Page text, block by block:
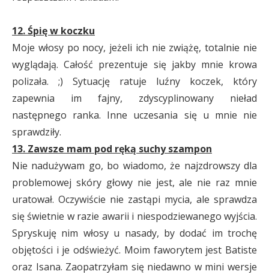
12. Śpię w koczku
Moje włosy po nocy, jeżeli ich nie zwiążę, totalnie nie
wyglądają. Całość prezentuje się jakby mnie krowa
polizała. ;) Sytuację ratuje luźny koczek, który
zapewnia im fajny, zdyscyplinowany nieład
następnego ranka. Inne uczesania się u mnie nie
sprawdziły.
13. Zawsze mam pod ręką suchy szampon
Nie nadużywam go, bo wiadomo, że najzdrowszy dla
problemowej skóry głowy nie jest, ale nie raz mnie
uratował. Oczywiście nie zastąpi mycia, ale sprawdza
się świetnie w razie awarii i niespodziewanego wyjścia.
Spryskuję nim włosy u nasady, by dodać im trochę
objętości i je odświeżyć. Moim faworytem jest Batiste
oraz Isana. Zaopatrzyłam się niedawno w mini wersje